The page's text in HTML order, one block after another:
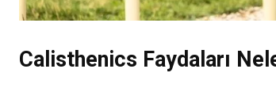
Calisthenics Faydaları